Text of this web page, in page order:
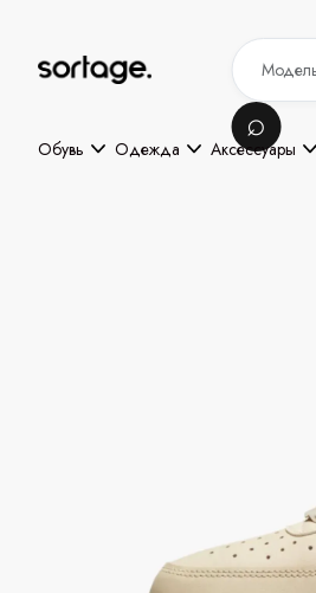
Обувь Одежда Аксессуары